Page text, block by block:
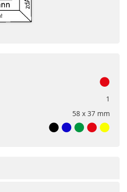
1
58 x 37 mm